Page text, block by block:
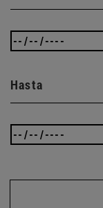
Hasta